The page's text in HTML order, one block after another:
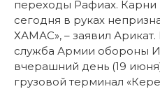
переходы Рафиах. Карни
сегодня в руках
ХАМАС», – заявил
служба Армии обороны
вчерашний день (19
грузовой терминал